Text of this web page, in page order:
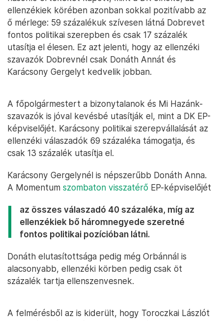
ellenzékiek körében azonban sokkal pozitívabb az
ő mérlege: 59 százalékuk szívesen látná Dobrevet
fontos politikai szerepben és csak 17 százalék
utasítja el élesen. Ez azt jelenti, hogy az ellenzéki
szavazók Dobrevnél csak Donáth Annát és
Karácsony Gergelyt kedvelik jobban.
A főpolgármestert a bizonytalanok és Mi Hazánk-
szavazók is jóval kevésbé utasítják el, mint a DK EP-
képviselőjét. Karácsony politikai szerepvállalását az
ellenzéki válaszadók 69 százaléka támogatja, és
csak 13 százalék utasítja el.
Karácsony Gergelynél is népszerűbb Donáth Anna.
A Momentum szombaton visszatérő EP-képviselőjét
az összes válaszadó 40 százaléka, míg az
ellenzékiek bő háromnegyede szeretné
fontos politikai pozícióban látni.
Donáth elutasítottsága pedig még Orbánnál is
alacsonyabb, ellenzéki körben pedig csak öt
százalék tartja ellenszenvesnek.
A felmérésből az is kiderült, hogy Toroczkai Lászlót